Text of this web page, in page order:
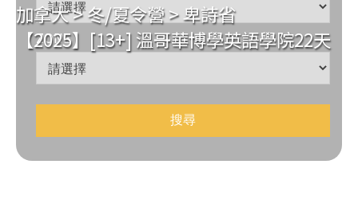
加拿大>冬/夏令營>卑詩省
【2025】[13+] 溫哥華博學英語學院22天
ZONE